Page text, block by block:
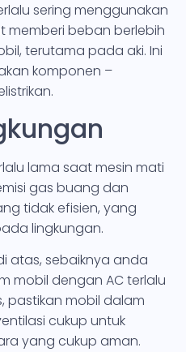
sering menggunakan
memberi beban berlebih
terutama pada aki. Ini
komponen –
lama saat mesin mati
gas buang dan
tidak efisien, yang
lingkungan.
atas, sebaiknya anda
mobil dengan AC terlalu
pastikan mobil dalam
cukup untuk
yang cukup aman.